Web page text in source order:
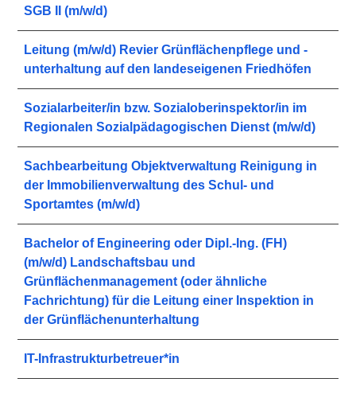
SGB II (m/w/d)
Leitung (m/w/d) Revier Grünflächenpflege und -
unterhaltung auf den landeseigenen Friedhöfen
Sozialarbeiter/in bzw. Sozialoberinspektor/in im
Regionalen Sozialpädagogischen Dienst (m/w/d)
Sachbearbeitung Objektverwaltung Reinigung in
der Immobilienverwaltung des Schul- und
Sportamtes (m/w/d)
Bachelor of Engineering oder Dipl.-Ing. (FH)
(m/w/d) Landschaftsbau und
Grünflächenmanagement (oder ähnliche
Fachrichtung) für die Leitung einer Inspektion in
der Grünflächenunterhaltung
IT-Infrastrukturbetreuer*in